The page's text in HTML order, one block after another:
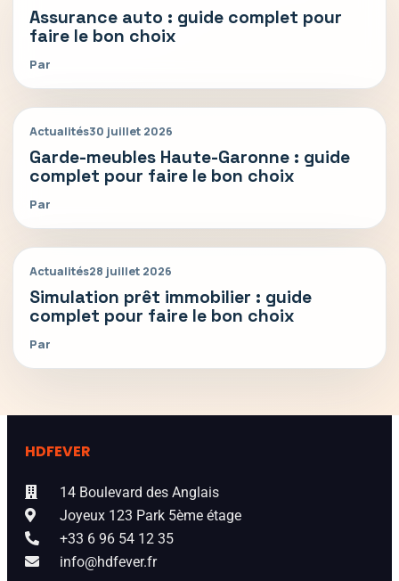
Assurance auto : guide complet pour
faire le bon choix
Par
Actualités30 juillet 2026
Garde-meubles Haute-Garonne : guide
complet pour faire le bon choix
Par
Actualités28 juillet 2026
Simulation prêt immobilier : guide
complet pour faire le bon choix
Par
HDFEVER
14 Boulevard des Anglais
Joyeux 123 Park 5ème étage
+33 6 96 54 12 35
info@hdfever.fr